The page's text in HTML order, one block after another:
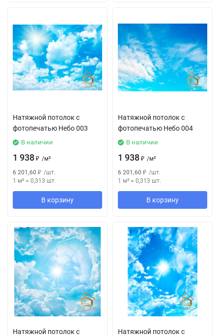
Натяжной потолок с
фотопечатью Небо 003
В наличии
1 938 ₽ /м²
6 201,60 ₽ /шт.
1 м² = 0,313 шт.
В корзину
Натяжной потолок с
фотопечатью Небо 004
В наличии
1 938 ₽ /м²
6 201,60 ₽ /шт.
1 м² = 0,313 шт.
В корзину
Натяжной потолок с
Натяжной потолок с